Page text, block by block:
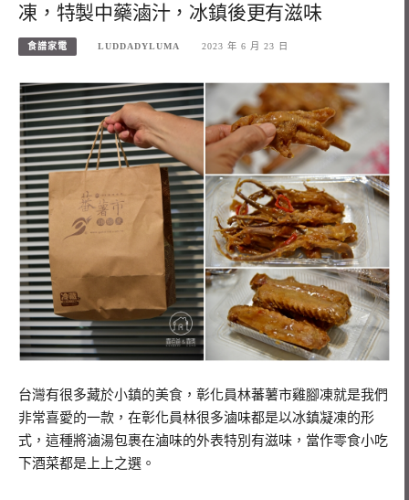
凍，特製中藥滷汁，冰鎮後更有滋味
食譜家電 LUDDADYLUMA 2023 年 6 月 23 日
台灣有很多藏於小鎮的美食，彰化員林蕃薯市雞腳凍就是我們
非常喜愛的一款，在彰化員林很多滷味都是以冰鎮凝凍的形
式，這種將滷湯包裹在滷味的外表特別有滋味，當作零食小吃
下酒菜都是上上之選。